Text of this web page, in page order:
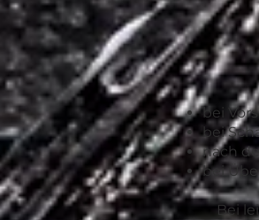
bei
bei
nach
bei
Bei